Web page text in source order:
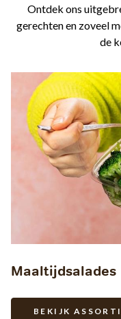
Ontdek ons
gerechten en zoveel
de
Maaltijdsalades
BEKIJK